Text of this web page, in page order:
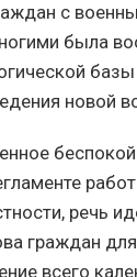
с
была
новой
речь
граждан для
всего